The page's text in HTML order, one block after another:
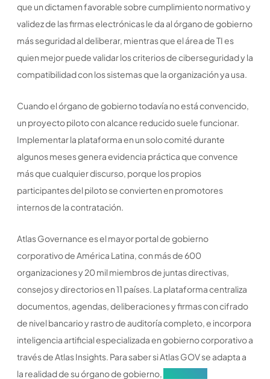
que un dictamen favorable sobre cumplimiento normativo y
validez de las firmas electrónicas le da al órgano de gobierno
más seguridad al deliberar, mientras que el área de TI es
quien mejor puede validar los criterios de ciberseguridad y la
compatibilidad con los sistemas que la organización ya usa.
Cuando el órgano de gobierno todavía no está convencido,
un proyecto piloto con alcance reducido suele funcionar.
Implementar la plataforma en un solo comité durante
algunos meses genera evidencia práctica que convence
más que cualquier discurso, porque los propios
participantes del piloto se convierten en promotores
internos de la contratación.
Atlas Governance es el mayor portal de gobierno
corporativo de América Latina, con más de 600
organizaciones y 20 mil miembros de juntas directivas,
consejos y directorios en 11 países. La plataforma centraliza
documentos, agendas, deliberaciones y firmas con cifrado
de nivel bancario y rastro de auditoría completo, e incorpora
inteligencia artificial especializada en gobierno corporativo a
través de Atlas Insights. Para saber si Atlas GOV se adapta a
la realidad de su órgano de gobierno,